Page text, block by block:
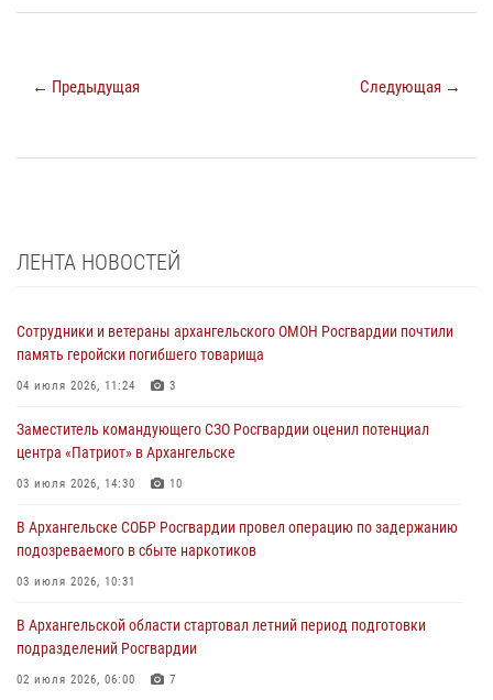
← Предыдущая Следующая →
ЛЕНТА НОВОСТЕЙ
Сотрудники и ветераны архангельского ОМОН Росгвардии почтили
память геройски погибшего товарища
04 июля 2026, 11:24 3
Заместитель командующего СЗО Росгвардии оценил потенциал
центра «Патриот» в Архангельске
03 июля 2026, 14:30 10
В Архангельске СОБР Росгвардии провел операцию по задержанию
подозреваемого в сбыте наркотиков
03 июля 2026, 10:31
В Архангельской области стартовал летний период подготовки
подразделений Росгвардии
02 июля 2026, 06:00 7